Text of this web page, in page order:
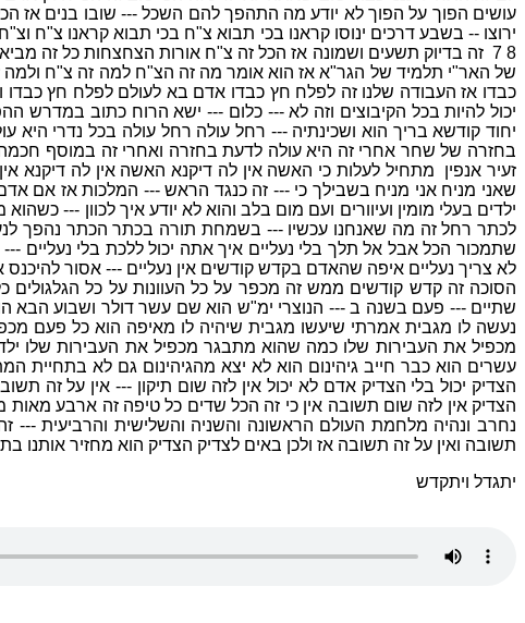
עושים הפוך על הפוך לא יודע מה התהפך להם השכל --- שובו בנים אז
8 7 זה בדיוק תשעים ושמונה אז הכל זה צ"ח אורות הצחצחות כל
של האר"י תלמיד של הגר"א אז הוא אומר מה זה הצ"ח למה זה צ"ח
כבדו אז העבודה שלנו זה לפלח חץ כבדו אדם בא לעולם לפלח חץ כבדו
יכול להיות בכל הקיבוצים וזה לא --- כלום --- ישא הרוח כתוב במדרש
יחוד קודשא בריך הוא ושכינתיה --- רחל עולה רחל עולה בכל נדרי היא
בחזרה של שחר אחרי זה היא עולה לדעת בחזרה ואחרי זה במוסף חכמה
זעיר אנפין מתחיל לעלות כי האשה אין לה דיקנא האשה אין לה דיקנא
שאני מניח אני מניח בשבילך כי --- זה כנגד הראש --- המלכות אז אם אדם
ילדים בעלי מומין ועיוורים ועם מום בלב והוא לא יודע איך לכוון ---
לכתר רחל זה מה שאנחנו עכשיו --- בשמחת תורה בכתר הכתר נהפך לנעל
שתמכור הכל אבל אל תלך בלי נעליים איך אתה יכול ללכת בלי
לא צריך נעליים איפה שהאדם בקדש קודשים אין נעליים --- אסור להיכנס
הסוכה זה קדש קודשים ממש זה מכפר על כל העוונות על כל
שתיים --- פעם בשנה ב --- הנוצרי ימ"ש הוא שם עשר דולר ושבוע הבא
נעשה לו מגבית אמרתי שיעשו מגבית שיהיה לו מאיפה הוא כל פעם
מכפיל את העבירות שלו כמה שהוא מתבגר מכפיל את העבירות שלו
עשרים הוא כבר חייב גיהינום הוא לא יצא מהגיהינום גם לא
הצדיק יכול בלי הצדיק אדם לא יכול אין לזה שום תיקון --- אין על זה
הצדיק אין לזה שום תשובה אין כי זה הכל שדים כל טיפה זה ארבע מאות
נחרב ונהיה מלחמת העולם הראשונה והשניה והשלישית והרביעית ---
תשובה ואין על זה תשובה אז ולכן באים לצדיק הצדיק הוא מחזיר אותנו
יתגדל ויתקדש